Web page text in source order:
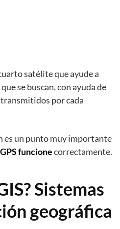
satélite que ayude a
se buscan, con ayuda de
transmitidos por cada
es un punto muy importante
funcionecorrectamente.
Sistemas
geográfica